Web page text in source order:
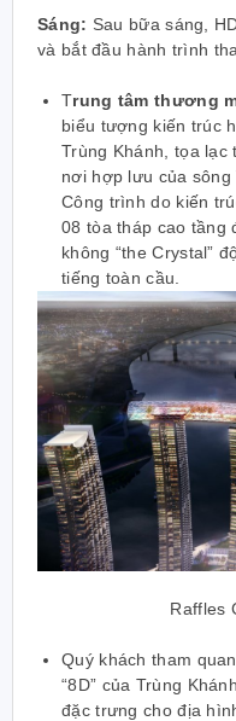
Sáng: Sau bữa sáng,
và bắt đầu hành trình
Trung tâm thương
biểu tượng kiến trúc
Trùng Khánh, tọa lạc
nơi hợp lưu của sông
Công trình do kiến
08 tòa tháp cao tầng
không “the Crystal”
tiếng toàn cầu.
Raffles
Quý khách tham quan
“8D” của Trùng
đặc trưng cho địa